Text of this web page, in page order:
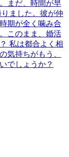
まだ、時間が早
ました。彼が仲
期が全く噛み合
このまま、婚活
私は都合よく相
気持ちがもう、
でしょうか？